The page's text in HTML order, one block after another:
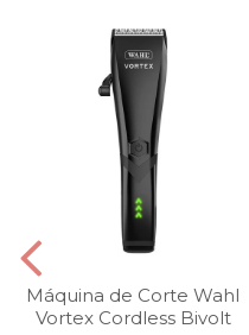
Máquina de Corte Wahl
Vortex Cordless Bivolt